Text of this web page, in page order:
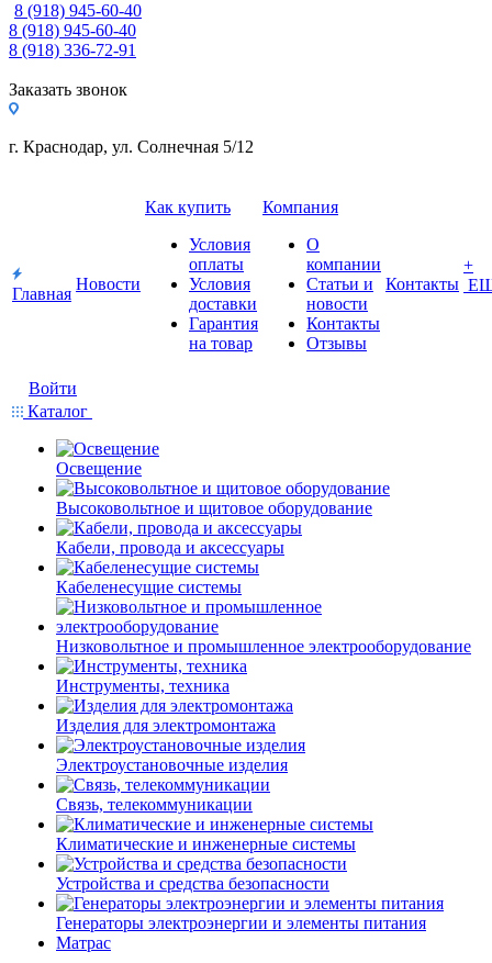
8 (918) 945-60-40
8 (918) 945-60-40
8 (918) 336-72-91
Заказать звонок
г. Краснодар, ул. Солнечная 5/12
Главная
Новости
Как купить
Условия
оплаты
Условия
доставки
Гарантия
на товар
Компания
О
компании
Статьи и
новости
Контакты
Отзывы
Контакты
+
Войти
Каталог
Освещение
Высоковольтное и щитовое оборудование
Кабели, провода и аксессуары
Кабеленесущие системы
Низковольтное и промышленное электрооборудование
Инструменты, техника
Изделия для электромонтажа
Электроустановочные изделия
Связь, телекоммуникации
Климатические и инженерные системы
Устройства и средства безопасности
Генераторы электроэнергии и элементы питания
Матрас